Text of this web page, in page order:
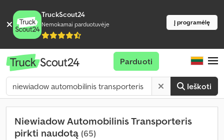
TruckScout24
Nemokamai parduotuvėje Į programėlę
Ieškoti
Parduoti
Niewiadow Automobilinis Transporteris
pirkti naudotą (65)